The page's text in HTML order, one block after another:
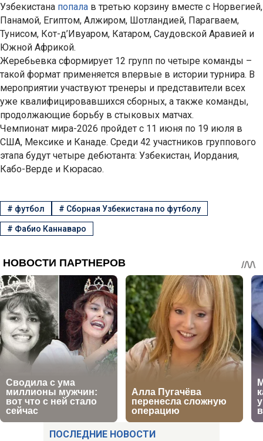
ПОСЛЕДНИЕ НОВОСТИ
Узбекистана попала в третью корзину вместе с Норвегией,
Панамой, Египтом, Алжиром, Шотландией, Парагваем,
Тунисом, Кот-д’Ивуаром, Катаром, Саудовской Аравией и
Южной Африкой.
Жеребьевка сформирует 12 групп по четыре команды –
такой формат применяется впервые в истории турнира. В
мероприятии участвуют тренеры и представители всех
уже квалифицировавшихся сборных, а также команды,
продолжающие борьбу в стыковых матчах.
Чемпионат мира-2026 пройдет с 11 июня по 19 июля в
США, Мексике и Канаде. Среди 42 участников группового
этапа будут четыре дебютанта: Узбекистан, Иордания,
Кабо-Верде и Кюрасао.
# футбол # Сборная Узбекистана по футболу
# Фабио Каннаваро